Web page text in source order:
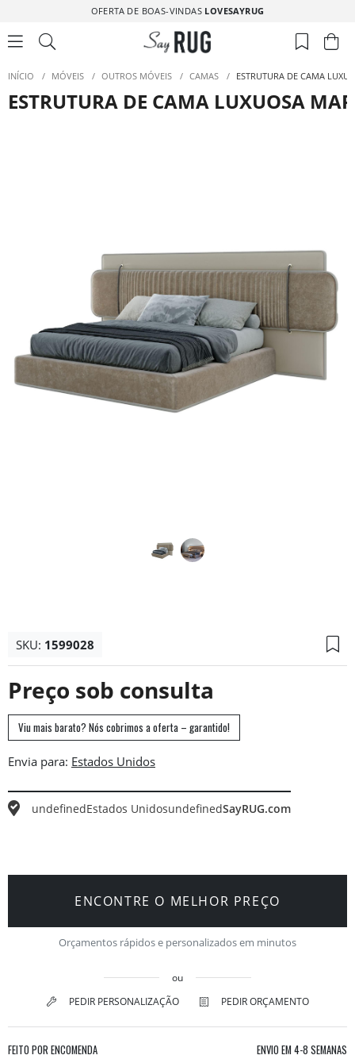
OFERTA DE BOAS-VINDAS LOVESAYRUG
INÍCIO / MÓVEIS / OUTROS MÓVEIS / CAMAS / ESTRUTURA DE CAMA
ESTRUTURA DE CAMA LUXUOSA
SKU: 1599028
Preço sob consulta
Viu mais barato? Nós cobrimos a oferta – garantido!
Envia para:
undefinedEstados UnidosundefinedSayRUG.com
ENCONTRE O MELHOR PREÇO
Orçamentos rápidos e personalizados em minutos
ou
PEDIR PERSONALIZAÇÃO
PEDIR ORÇAMENTO
FEITO POR ENCOMENDA ENVIO EM 4-8 SEMANAS